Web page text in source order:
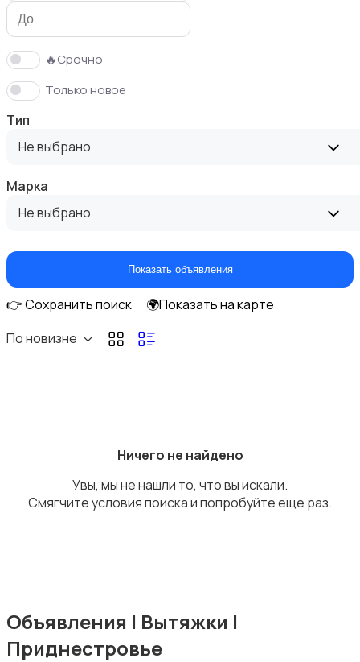
Утюги и уход за одеждой
Пылесосы и пароочистители
Приготовление напитков
Приготовление еды
🔥Срочно
Только новое
Тип
Не выбрано
Марка
Не выбрано
Показать объявления
👉 Сохранить поиск
🌍Показать на карте
По новизне
Ничего не найдено
Увы, мы не нашли то, что вы искали.
Смягчите условия поиска и попробуйте еще раз.
Объявления | Вытяжки |
Приднестровье